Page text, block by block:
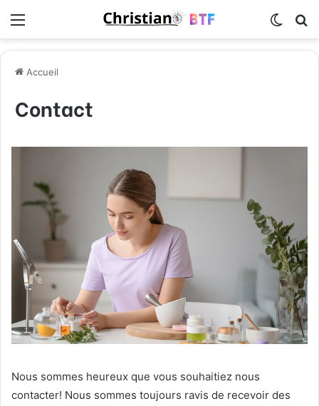
Accueil
Contact
Nous sommes heureux que vous souhaitiez nous
contacter! Nous sommes toujours ravis de recevoir des